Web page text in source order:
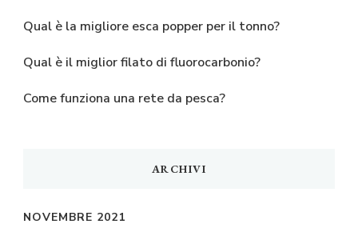
Qual è la migliore esca popper per il tonno?
Qual è il miglior filato di fluorocarbonio?
Come funziona una rete da pesca?
ARCHIVI
NOVEMBRE 2021